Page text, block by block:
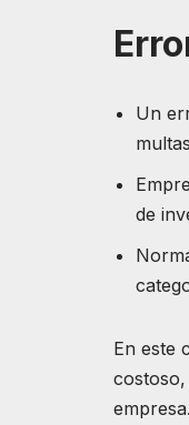
Un
de
En este
empresa.